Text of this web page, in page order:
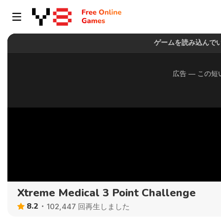
Xtreme Medical 3 Point Challenge
8.2 102,447 回再生しました